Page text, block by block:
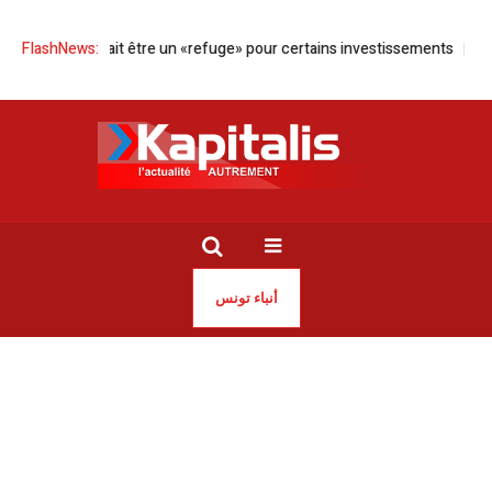
FlashNews:
pourrait être un «refuge» pour certains investissements
أنباء تونس